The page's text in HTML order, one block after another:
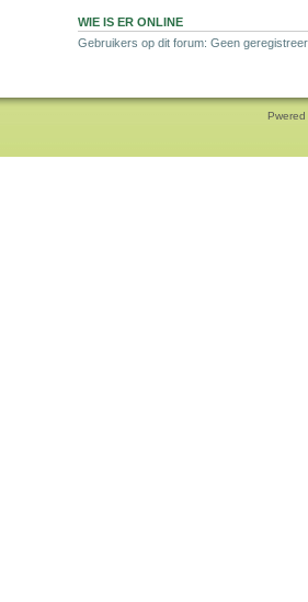
WIE IS ER ONLINE
Gebruikers op dit forum: Geen